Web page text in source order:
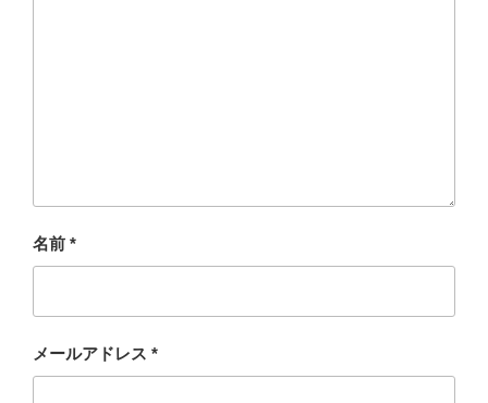
名前 *
メールアドレス *